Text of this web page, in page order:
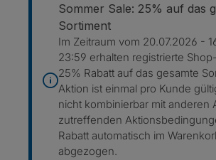
Sommer Sale: 25% auf das
Sortiment
Im Zeitraum vom 20.07.2026 -
23:59 erhalten registrierte
25% Rabatt auf das gesamte
Aktion ist einmal pro Kunde
nicht kombinierbar mit anderen
zutreffenden
Rabatt automatisch im
abgezogen.